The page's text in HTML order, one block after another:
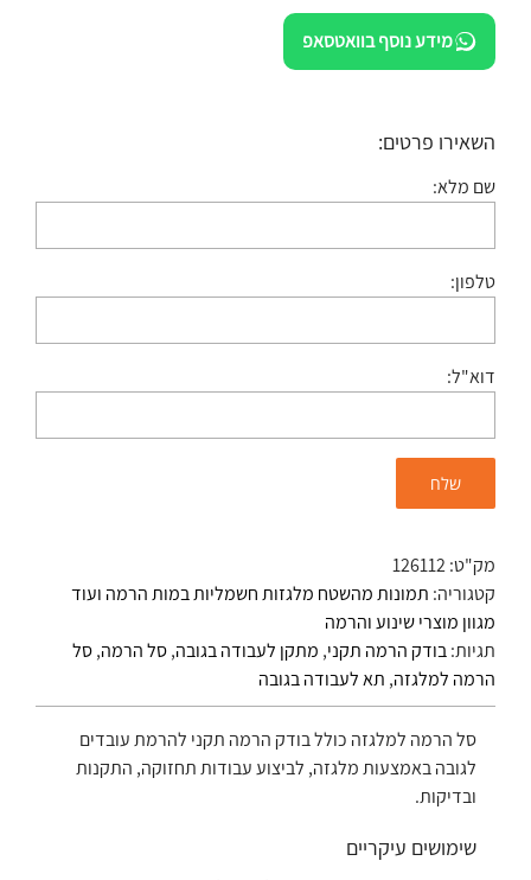
מידע נוסף בוואטסאפ
השאירו פרטים:
שם מלא:
טלפון:
דוא"ל:
מק"ט:126112
קטגוריה: תמונות מהשטח מלגזות חשמליות במות הרמה ועוד
מגוון מוצרי שינוע והרמה
תגיות:בודק הרמה תקני, מתקן לעבודה בגובה,סל הרמה,סל
הרמה למלגזה, תא לעבודה בגובה
סל הרמה למלגזה כולל בודק הרמה תקני להרמת עובדים
לגובה באמצעות מלגזה, לביצוע עבודות תחזוקה, התקנות
ובדיקות.
שימושים עיקריים